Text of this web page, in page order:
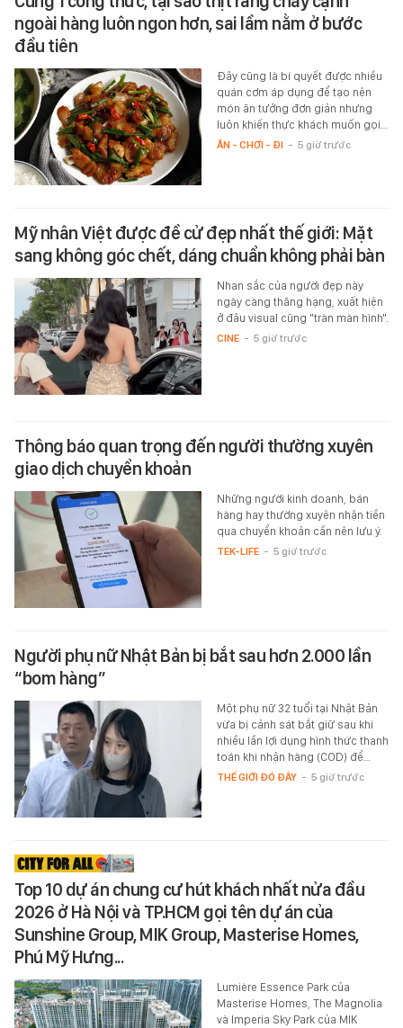
ngoài hàng luôn ngon hơn, sai lầm nằm ở bước
đầu tiên
Đây cũng là bí quyết được nhiều
quán cơm áp dụng để tạo nên
món ăn tưởng đơn giản nhưng
luôn khiến thực khách muốn gọi…
ĂN - CHƠI - ĐI - 5 giờ trước
Mỹ nhân Việt được đề cử đẹp nhất thế giới: Mặt
sang không góc chết, dáng chuẩn không phải bàn
Nhan sắc của người đẹp này
ngày càng thăng hạng, xuất hiện
ở đâu visual cũng "tràn màn hình".
CINE - 5 giờ trước
Thông báo quan trọng đến người thường xuyên
giao dịch chuyển khoản
Những người kinh doanh, bán
hàng hay thường xuyên nhận tiền
qua chuyển khoản cần nên lưu ý.
TEK-LIFE - 5 giờ trước
Người phụ nữ Nhật Bản bị bắt sau hơn 2.000 lần
“bom hàng”
Một phụ nữ 32 tuổi tại Nhật Bản
vừa bị cảnh sát bắt giữ sau khi
nhiều lần lợi dụng hình thức thanh
toán khi nhận hàng (COD) để…
THẾ GIỚI ĐÓ ĐÂY - 5 giờ trước
Top 10 dự án chung cư hút khách nhất nửa đầu
2026 ở Hà Nội và TP.HCM gọi tên dự án của
Sunshine Group, MIK Group, Masterise Homes,
Phú Mỹ Hưng...
Lumière Essence Park của
Masterise Homes, The Magnolia
và Imperia Sky Park của MIK